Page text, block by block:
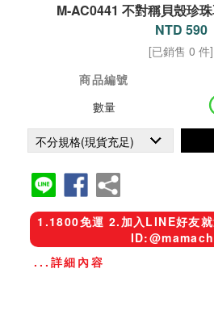
M-AC0441 不對稱貝殼珍
NTD 590
[已銷售 0 件]
商品編號
數量
1.1800免運 2.加入LINE好友
...詳細內容